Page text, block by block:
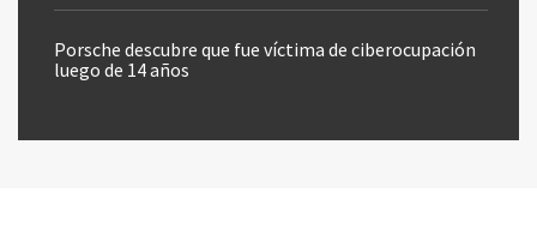
Porsche descubre que fue víctima de ciberocupación
luego de 14 años